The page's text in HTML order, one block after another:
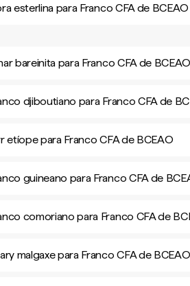
esterlina para Franco CFA de BCEAO
bareinita para Franco CFA de BCEAO
djiboutiano para Franco CFA de
etíope para Franco CFA de BCEAO
guineano para Franco CFA de
comoriano para Franco CFA de
malgaxe para Franco CFA de BCEAO